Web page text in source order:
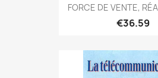
FORCE DE VENTE,
€36.59